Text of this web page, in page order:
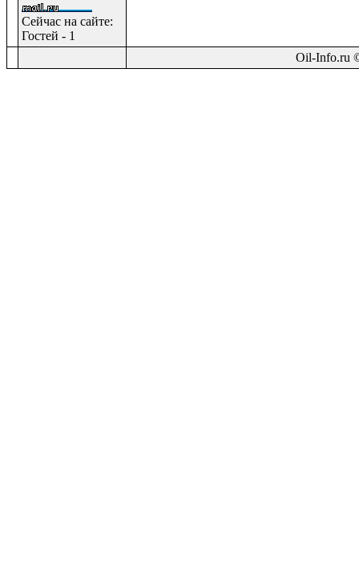
Сейчас на сайте:
Гостей - 1
Oil-Info.ru